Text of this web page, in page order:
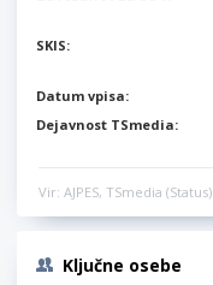
SKIS:
Datum vpisa:
Dejavnost TSmedia:
Vir: AJPES, TSmedia (Status)
Ključne osebe